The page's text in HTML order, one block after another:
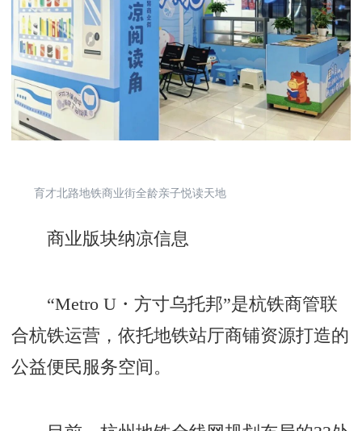
育才北路地铁商业街全龄亲子悦读天地
商业版块纳凉信息
“Metro U・方寸乌托邦”是杭铁商管联
合杭铁运营，依托地铁站厅商铺资源打造的
公益便民服务空间。